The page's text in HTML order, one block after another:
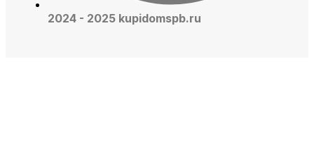
2024 - 2025 kupidomspb.ru